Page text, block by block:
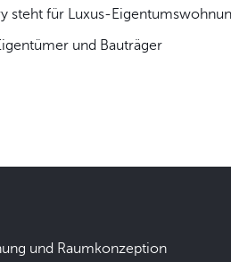
steht für Luxus-
und Bauträger
und Raumkonzeption